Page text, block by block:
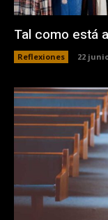
Tal como está
Reflexiones 22